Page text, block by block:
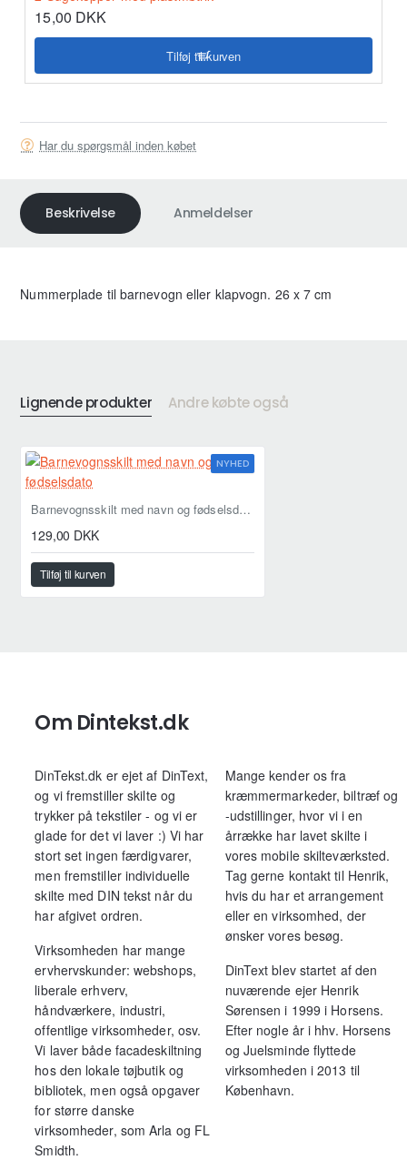
15,00 DKK
Tilføj til kurven
Har du spørgsmål inden købet
Beskrivelse Anmeldelser
Nummerplade til barnevogn eller klapvogn. 26 x 7 cm
Lignende produkter Andre købte også
NYHED
Barnevognsskilt med navn og fødselsdato
129,00 DKK
Tilføj til kurven
Om Dintekst.dk
DinTekst.dk er ejet af DinText,
og vi fremstiller skilte og
trykker på tekstiler - og vi er
glade for det vi laver :) Vi har
stort set ingen færdigvarer,
men fremstiller individuelle
skilte med DIN tekst når du
har afgivet ordren.
Virksomheden har mange
ervhervskunder: webshops,
liberale erhverv,
håndværkere, industri,
offentlige virksomheder, osv.
Vi laver både facadeskiltning
hos den lokale tøjbutik og
bibliotek, men også opgaver
for større danske
virksomheder, som Arla og FL
Smidth.
Mange kender os fra
kræmmermarkeder, biltræf og
-udstillinger, hvor vi i en
årrække har lavet skilte i
vores mobile skilteværksted.
Tag gerne kontakt til Henrik,
hvis du har et arrangement
eller en virksomhed, der
ønsker vores besøg.
DinText blev startet af den
nuværende ejer Henrik
Sørensen i 1999 i Horsens.
Efter nogle år i hhv. Horsens
og Juelsminde flyttede
virksomheden i 2013 til
København.